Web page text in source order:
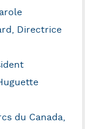
Directrice
du Canada,